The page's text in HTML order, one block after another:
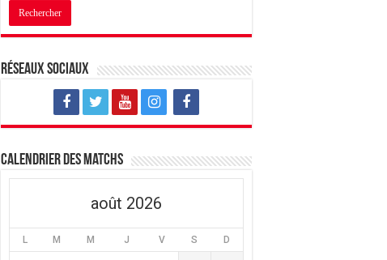
Réseaux sociaux
Calendrier des matchs
août 2026
L M M J V S D